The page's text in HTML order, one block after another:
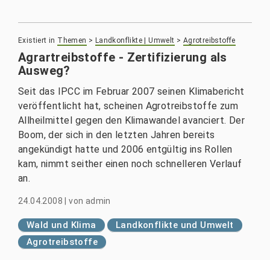
Existiert in Themen > Landkonflikte | Umwelt > Agrotreibstoffe
Agrartreibstoffe - Zertifizierung als
Ausweg?
Seit das IPCC im Februar 2007 seinen Klimabericht
veröffentlicht hat, scheinen Agrotreibstoffe zum
Allheilmittel gegen den Klimawandel avanciert. Der
Boom, der sich in den letzten Jahren bereits
angekündigt hatte und 2006 entgültig ins Rollen
kam, nimmt seither einen noch schnelleren Verlauf
an.
24.04.2008 |von admin
Wald und Klima
Landkonflikte und Umwelt
Agrotreibstoffe